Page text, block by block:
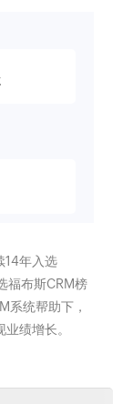
14年入选
福布斯CRM榜
系统帮助下，
绩增长。